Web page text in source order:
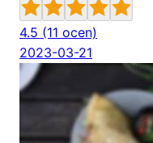
4.5 (11 ocen)
2023-03-21